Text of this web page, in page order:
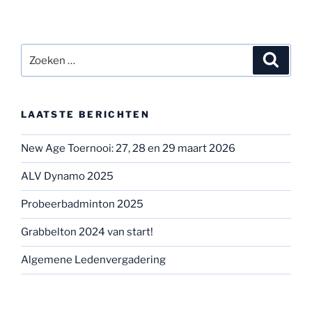
naar:
LAATSTE BERICHTEN
New Age Toernooi: 27, 28 en 29 maart 2026
ALV Dynamo 2025
Probeerbadminton 2025
Grabbelton 2024 van start!
Algemene Ledenvergadering